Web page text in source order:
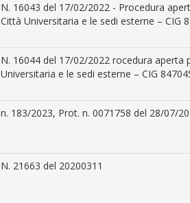
N. 16043 del 17/02/2022 - Procedura
Città Universitaria e le sedi esterne – CIG
N. 16044 del 17/02/2022 rocedura aperta
Universitaria e le sedi esterne – CIG
n. 183/2023, Prot. n. 0071758 del 28/07/
N. 21663 del 20200311